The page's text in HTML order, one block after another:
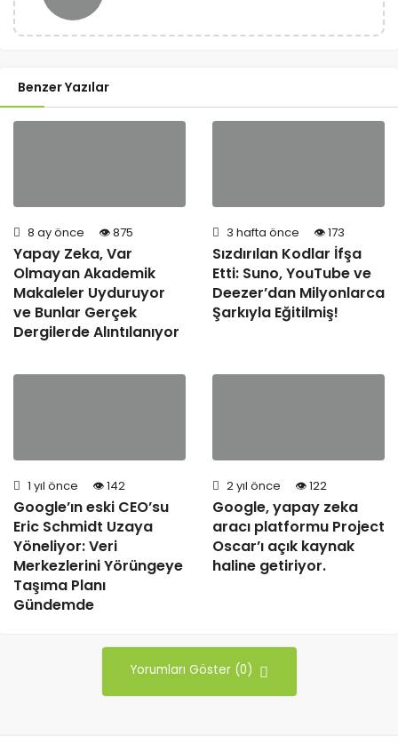
Benzer Yazılar
8 ay önce 875
Yapay Zeka, Var
Olmayan Akademik
Makaleler Uyduruyor
ve Bunlar Gerçek
Dergilerde Alıntılanıyor
3 hafta önce 173
Sızdırılan Kodlar İfşa
Etti: Suno, YouTube ve
Deezer’dan Milyonlarca
Şarkıyla Eğitilmiş!
1 yıl önce 142
Google’ın eski CEO’su
Eric Schmidt Uzaya
Yöneliyor: Veri
Merkezlerini Yörüngeye
Taşıma Planı
Gündemde
2 yıl önce 122
Google, yapay zeka
aracı platformu Project
Oscar’ı açık kaynak
haline getiriyor.
Yorumları Göster (0)